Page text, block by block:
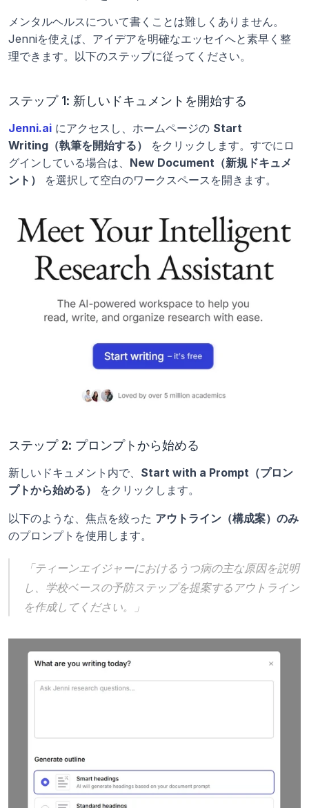
メンタルヘルスについて書くことは難しくありません。
Jenniを使えば、アイデアを明確なエッセイへと素早く整
理できます。以下のステップに従ってください。
ステップ 1: 新しいドキュメントを開始する
Jenni.ai にアクセスし、ホームページの Start
Writing（執筆を開始する）
をクリックします。すでにロ
グインしている場合は、 New Document（新規ドキュメ
ント）
を選択して空白のワークスペースを開きます。
ステップ 2: プロンプトから始める
新しいドキュメント内で、 Start with a Prompt（プロン
プトから始める）
をクリックします。
以下のような、焦点を絞った アウトライン（構成案）のみ
のプロンプトを使用します。
「ティーンエイジャーにおけるうつ病の主な原因を説明
し、学校ベースの予防ステップを提案するアウトライン
を作成してください。」